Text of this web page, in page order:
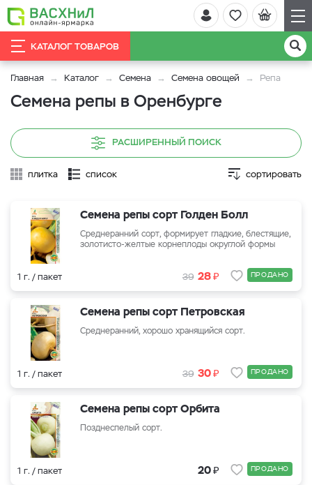
КАТАЛОГ ТОВАРОВ
Главная Каталог Семена Семена овощей Репа
Семена репы в Оренбурге
РАСШИРЕННЫЙ ПОИСК
плитка список сортировать
Семена репы сорт Голден Болл
Среднеранний сорт, формирует гладкие, блестящие,
золотисто-желтые корнеплоды округлой формы
1 г. / пакет 39 28₽ ПРОДАНО
Семена репы сорт Петровская
Среднеранний, хорошо хранящийся сорт.
1 г. / пакет 39 30₽ ПРОДАНО
Семена репы сорт Орбита
Позднеспелый сорт.
1 г. / пакет 20₽ ПРОДАНО